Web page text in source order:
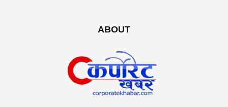
ABOUT